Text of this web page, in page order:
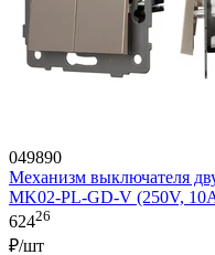
049890
Механизм выключателя
MK02-PL-GD-V (250V,
62426
₽/шт